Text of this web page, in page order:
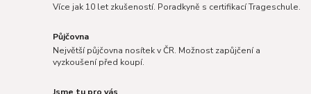
Více jak 10 let zkušeností. Poradkyně s certifikací Trageschule.
Půjčovna
Největší půjčovna nosítek v ČR. Možnost zapůjčení a
vyzkoušení před koupí.
Jsme tu pro vás